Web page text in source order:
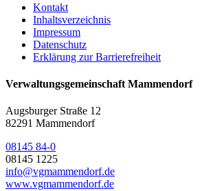
Kontakt
Inhaltsverzeichnis
Impressum
Datenschutz
Erklärung zur Barrierefreiheit
Verwaltungsgemeinschaft Mammendorf
Augsburger Straße 12
82291 Mammendorf
08145 84-0
08145 1225
info@vgmammendorf.de
www.vgmammendorf.de